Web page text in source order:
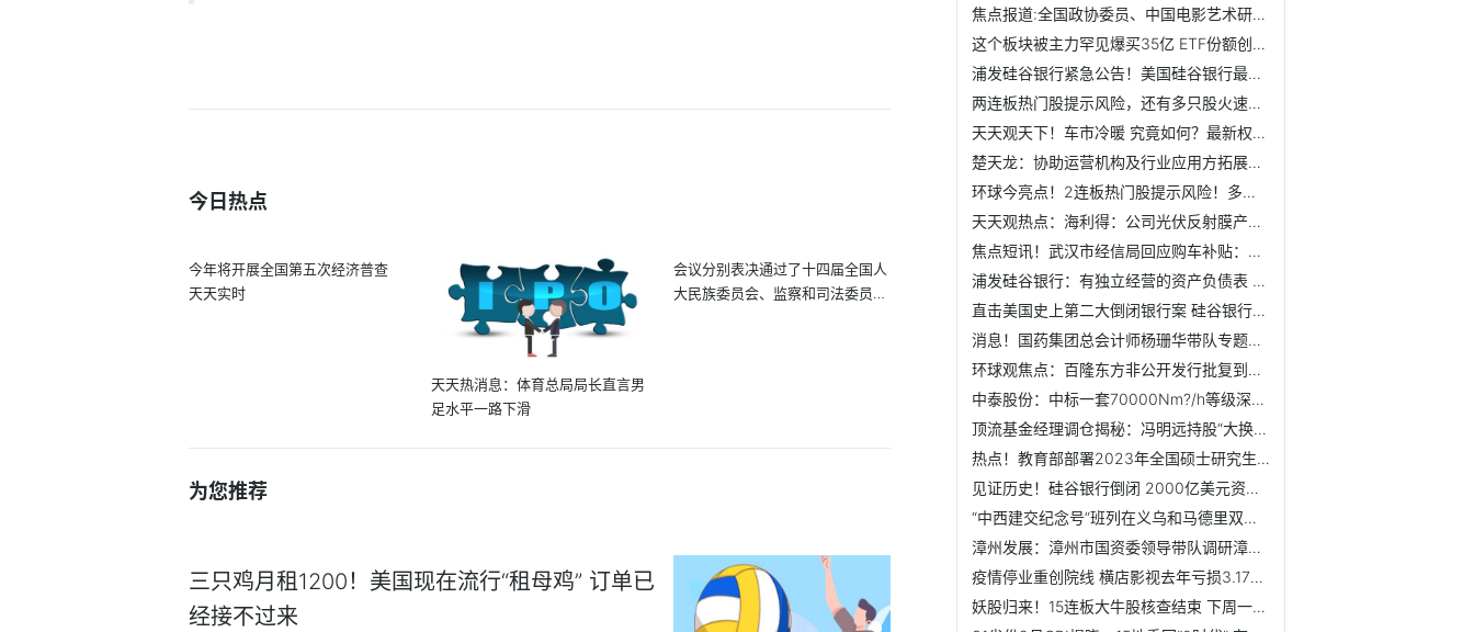
今日热点
今年将开展全国第五次经济普查
天天实时
天天热消息：体育总局局长直言男
足水平一路下滑
会议分别表决通过了十四届全国人
大民族委员会、监察和司法委员
为您推荐
三只鸡月租1200！美国现在流行“租母鸡” 订单已
经接不过来
焦点报道:全国政协委员、中国电影艺术研究中心研究员皇甫宜川...
这个板块被主力罕见爆买35亿 ETF份额创3年新高！近期火爆的...
浦发硅谷银行紧急公告！美国硅谷银行最新进展 多家初创企业...
两连板热门股提示风险，还有多只股火速澄清，事关25万股东！...
天天观天下！车市冷暖 究竟如何？最新权威回应来了！
楚天龙：协助运营机构及行业应用方拓展数字人民币应用场景 ...
环球今亮点！2连板热门股提示风险！多股火速澄清 事关25万股...
天天观热点：海利得：公司光伏反射膜产品可提升双玻组件背板...
焦点短讯！武汉市经信局回应购车补贴：经开区、江夏区联合本...
浦发硅谷银行：有独立经营的资产负债表 始终规范稳健经营-天...
直击美国史上第二大倒闭银行案 硅谷银行会是第一张多米诺骨...
消息！国药集团总会计师杨珊华带队专题调研太极集团数字化转型
环球观焦点：百隆东方非公开发行批复到期失效 原拟募资不超10亿
中泰股份：中标一套70000Nm?/h等级深冷制氮空分
顶流基金经理调仓揭秘：冯明远持股“大换血” 谢治宇减持普...
热点！教育部部署2023年全国硕士研究生招生复试录取工作
见证历史！硅谷银行倒闭 2000亿美元资产被接管！银行集体崩...
“中西建交纪念号”班列在义乌和马德里双向对开
漳州发展：漳州市国资委领导带队调研漳州发展汽车集团二手车...
疫情停业重创院线 横店影视去年亏损3.17亿元 今年计划新开影院50家
妖股归来！15连板大牛股核查结束 下周一复牌！知名游资热炒...